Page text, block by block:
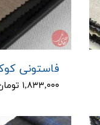
فاستونی کوکما
۱,۸۳۳,۰۰۰ تومان